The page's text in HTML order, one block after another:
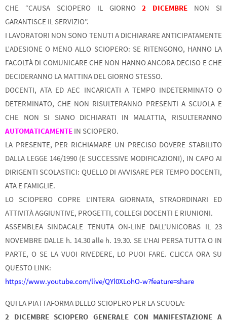
CHE “CAUSA SCIOPERO IL GIORNO2 DICEMBRE NON SI
GARANTISCE IL SERVIZIO”.
I LAVORATORI NON SONO TENUTI A DICHIARARE ANTICIPATAMENTE
L’ADESIONE O MENO ALLO SCIOPERO: SE RITENGONO, HANNO LA
FACOLTÀ DI COMUNICARE CHE NON HANNO ANCORA DECISO E CHE
DECIDERANNO LA MATTINA DEL GIORNO STESSO.
DOCENTI, ATA ED AEC INCARICATI A TEMPO INDETERMINATO O
DETERMINATO, CHE NON RISULTERANNO PRESENTI A SCUOLA E
CHE NON SI SIANO DICHIARATI IN MALATTIA, RISULTERANNO
AUTOMATICAMENTE IN SCIOPERO.
LA PRESENTE, PER RICHIAMARE UN PRECISO DOVERE STABILITO
DALLA LEGGE 146/1990 (E SUCCESSIVE MODIFICAZIONI), IN CAPO AI
DIRIGENTI SCOLASTICI: QUELLO DI AVVISARE PER TEMPO DOCENTI,
ATA E FAMIGLIE.
LO SCIOPERO COPRE L’INTERA GIORNATA, STRAORDINARI ED
ATTIVITÀ AGGIUNTIVE, PROGETTI, COLLEGI DOCENTI E RIUNIONI.
ASSEMBLEA SINDACALE TENUTA ON-LINE DALL’UNICOBAS IL 23
NOVEMBRE DALLE h. 14.30 alle h. 19.30. SE L’HAI PERSA TUTTA O IN
PARTE, O SE LA VUOI RIVEDERE, LO PUOI FARE. CLICCA ORA SU
QUESTO LINK:
https://www.youtube.com/live/QYl0XLohO-w?feature=share
QUI LA PIATTAFORMA DELLO SCIOPERO PER LA SCUOLA:
2 DICEMBRE SCIOPERO GENERALE CON MANIFESTAZIONE A